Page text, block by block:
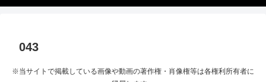
043
※当サイトで掲載している画像や動画の著作権・肖像権等は各権利所有者に